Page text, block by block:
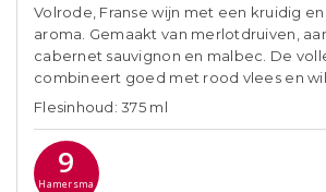
Volrode, Franse wijn met een kruidig
aroma. Gemaakt van merlotdruiven,
cabernet sauvignon en malbec. De
combineert goed met rood vlees en
Flesinhoud: 375 ml
9
Hamersma